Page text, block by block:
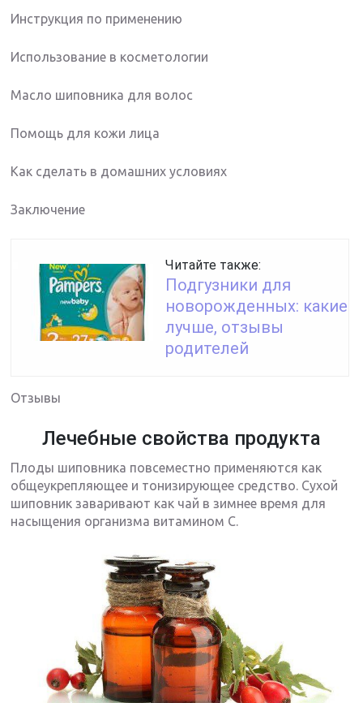
Инструкция по применению
Использование в косметологии
Масло шиповника для волос
Помощь для кожи лица
Как сделать в домашних условиях
Заключение
Читайте также:
Подгузники для
новорожденных: какие
лучше, отзывы
родителей
Отзывы
Лечебные свойства продукта
Плоды шиповника повсеместно применяются как
общеукрепляющее и тонизирующее средство. Сухой
шиповник заваривают как чай в зимнее время для
насыщения организма витамином С.